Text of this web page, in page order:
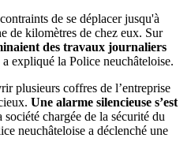
de se déplacer jusqu'à
de kilomètres de chez eux. Sur
des travaux journaliers
expliqué la Police neuchâteloise.
plusieurs coffres de l’entreprise
Une alarme silencieuse s’est
société chargée de la sécurité du
neuchâteloise a déclenché une